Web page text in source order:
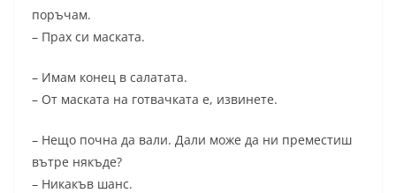
поръчам.
– Прах си маската.
– Имам конец в салатата.
– От маската на готвачката е, извинете.
– Нещо почна да вали. Дали може да ни преместиш
вътре някъде?
– Никакъв шанс.